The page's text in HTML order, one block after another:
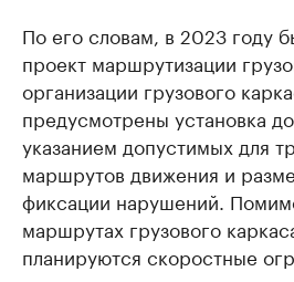
По его словам, в 2023 году
проект маршрутизации
организации грузового
предусмотрены установка
указанием допустимых для
маршрутов движения и
фиксации нарушений.
маршрутах грузового
планируются скоростные